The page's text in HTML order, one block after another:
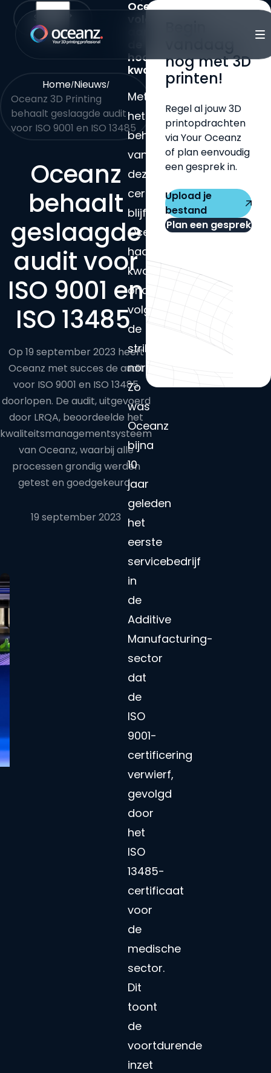
Direct naar content
Terug naar de startpagina
Oceanz
behaalt
geslaagde
audit voor
ISO 9001 en
ISO 13485
Op 19 september 2023 heeft
Oceanz met succes de audit
voor ISO 9001 en ISO 13485
doorlopen. De audit, uitgevoerd
door LRQA, beoordeelde het
kwaliteitsmanagementsysteem
van Oceanz, waarbij alle
processen grondig werden
getest en goedgekeurd.
Home Nieuws
Oceanz 3D Printing
behaalt geslaagde audit
voor ISO 9001 en ISO 13485
19 september 2023
Oceanz
hoogste
kwaliteitsnormen
Met
het
behalen
van
deze
certificeringen
blijft
Oceanz
haar
onderhouden
volgens
de
strikte
normen.
Zo
was
Oceanz
bijna
10
jaar
geleden
het
eerste
servicebedrijf
in
de
Additive
Manufacturing-
sector
dat
de
ISO
9001-
certificering
verwierf,
gevolgd
door
het
ISO
13485-
certificaat
voor
de
medische
sector.
Dit
toont
de
voortdurende
inzet
nog met 3D
printen!
Regel al jouw 3D
printopdrachten
via Your Oceanz
of plan eenvoudig
een gesprek in.
Upload je
bestand
Plan een gesprek